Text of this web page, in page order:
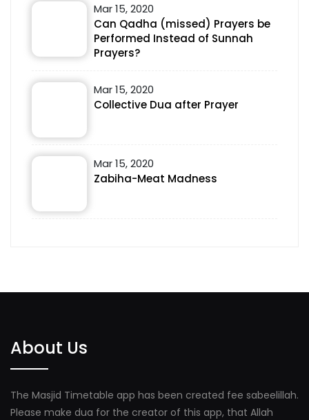
Mar 15, 2020
Can Qadha (missed) Prayers be
Performed Instead of Sunnah
Prayers?
Mar 15, 2020
Collective Dua after Prayer
Mar 15, 2020
Zabiha-Meat Madness
About Us
The Masjid Timetable app has been created fee sabeelillah.
Please make dua for the creator of this app, that Allah